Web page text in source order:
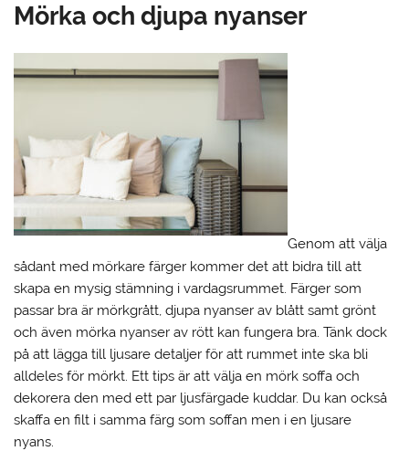
Mörka och djupa nyanser
Genom att välja
sådant med mörkare färger kommer det att bidra till att
skapa en mysig stämning i vardagsrummet. Färger som
passar bra är mörkgrått, djupa nyanser av blått samt grönt
och även mörka nyanser av rött kan fungera bra. Tänk dock
på att lägga till ljusare detaljer för att rummet inte ska bli
alldeles för mörkt. Ett tips är att välja en mörk soffa och
dekorera den med ett par ljusfärgade kuddar. Du kan också
skaffa en filt i samma färg som soffan men i en ljusare
nyans.